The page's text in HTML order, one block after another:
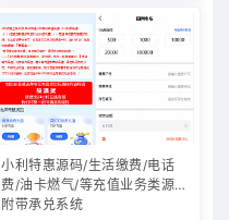
小利特惠源码/生活缴费/电话
费/油卡燃气/等充值业务类源码
附带承兑系统